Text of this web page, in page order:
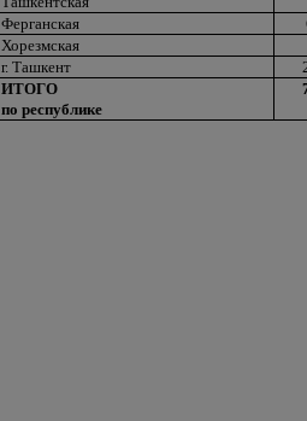
Ферганская
Хорезмская
г. Ташкент
ИТОГО
по республике